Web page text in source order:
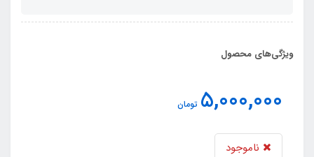
ویژگی‌های محصول
5,000,000 تومان
ناموجود